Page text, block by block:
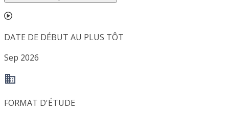
DATE DE DÉBUT AU PLUS TÔT
Sep 2026
FORMAT D'ÉTUDE